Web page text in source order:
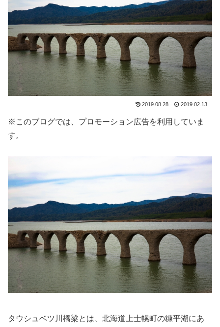
2019.08.28 2019.02.13
※このブログでは、プロモーション広告を利用していま
す。
タウシュベツ川橋梁とは、北海道上士幌町の糠平湖にあ